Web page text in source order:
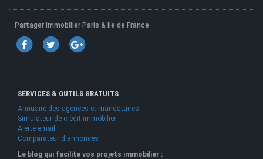
Partager Immobilier Paris & Ile de France
SERVICES & OUTILS GRATUITS
Annuaire des agences et mandataires
Simulateur de crédit immobilier
Alerte email
Comparateur d'annonces
Le blog qui facilite vos projets immobilier :